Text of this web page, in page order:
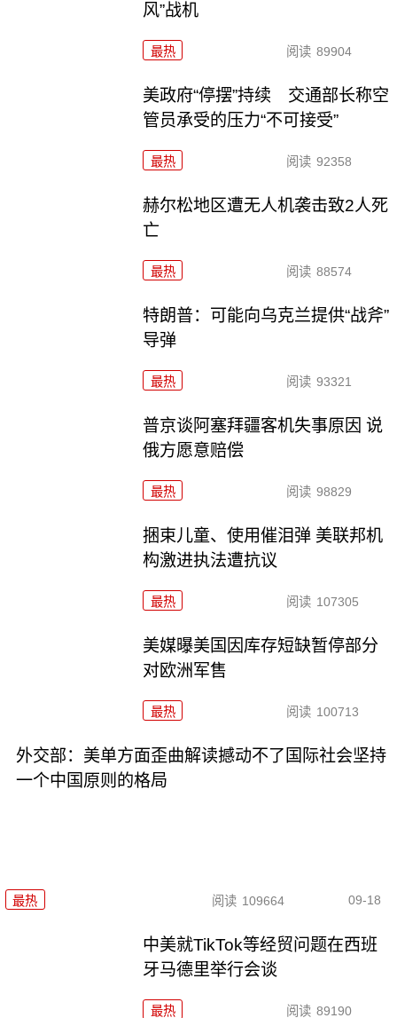
风”战机
最热 阅读 89904
美政府“停摆”持续 交通部长称空
管员承受的压力“不可接受”
最热 阅读 92358
赫尔松地区遭无人机袭击致2人死
亡
最热 阅读 88574
特朗普：可能向乌克兰提供“战斧”
导弹
最热 阅读 93321
普京谈阿塞拜疆客机失事原因 说
俄方愿意赔偿
最热 阅读 98829
捆束儿童、使用催泪弹 美联邦机
构激进执法遭抗议
最热 阅读 107305
美媒曝美国因库存短缺暂停部分
对欧洲军售
最热 阅读 100713
外交部：美单方面歪曲解读撼动不了国际社会坚持
一个中国原则的格局
最热 阅读 109664 09-18
中美就TikTok等经贸问题在西班
牙马德里举行会谈
最热 阅读 89190